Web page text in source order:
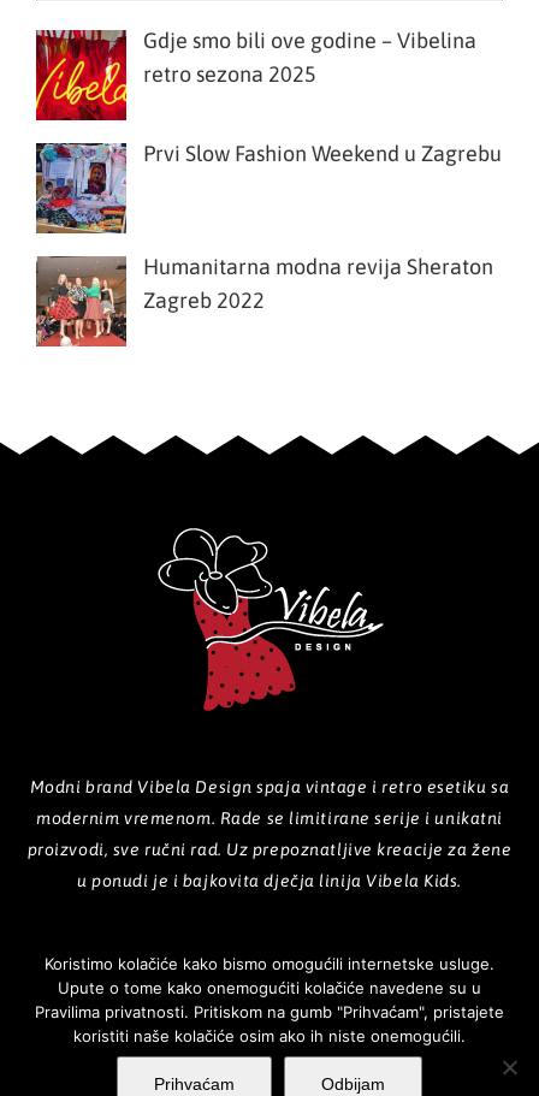
Gdje smo bili ove godine – Vibelina
retro sezona 2025
Prvi Slow Fashion Weekend u Zagrebu
Humanitarna modna revija Sheraton
Zagreb 2022
Modni brand Vibela Design spaja vintage i retro esetiku sa
modernim vremenom. Rade se limitirane serije i unikatni
proizvodi, sve ručni rad. Uz prepoznatljive kreacije za žene
u ponudi je i bajkovita dječja linija Vibela Kids.
POČETNA O NAMA PROIZVODI GALERIJA
KOLEKCIJE
NOVOSTI
KONTAKT
Koristimo kolačiće kako bismo omogućili internetske usluge.
Upute o tome kako onemogućiti kolačiće navedene su u
Pravilima privatnosti. Pritiskom na gumb "Prihvaćam", pristajete
koristiti naše kolačiće osim ako ih niste onemogućili.
Prihvaćam Odbijam